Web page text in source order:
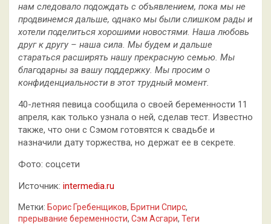
нам следовало подождать с объявлением, пока мы не
продвинемся дальше, однако мы были слишком рады и
хотели поделиться хорошими новостями. Наша любовь
друг к другу – наша сила. Мы будем и дальше
стараться расширять нашу прекрасную семью. Мы
благодарны за вашу поддержку. Мы просим о
конфиденциальности в этот трудный момент.
40-летняя певица сообщила о своей беременности 11
апреля, как только узнала о ней, сделав тест. Известно
также, что они с Сэмом готовятся к свадьбе и
назначили дату торжества, но держат ее в секрете.
Фото: соцсети
Источник: intermedia.ru
Метки: Борис Гребенщиков, Бритни Спирс,
прерывание беременности, Сэм Асгари, Теги